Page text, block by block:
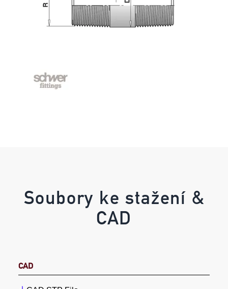
Soubory ke stažení &
CAD
CAD